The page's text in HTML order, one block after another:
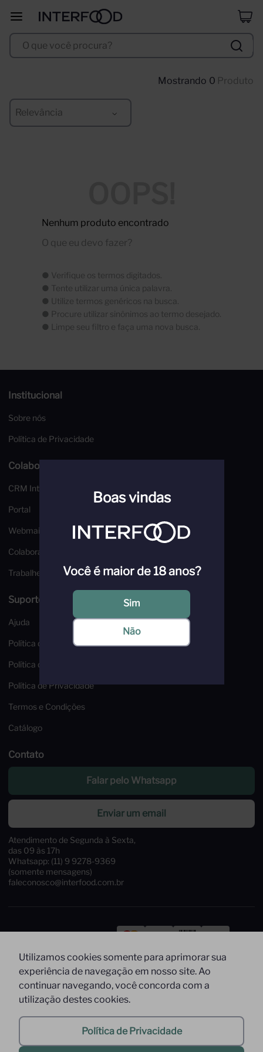
Utilizamos cookies somente para aprimorar sua
experiência de navegação em nosso site. Ao
continuar navegando, você concorda com a
utilização destes cookies.
Política de Privacidade
O que você procura?
0 Produto
Relevância
Nenhum produto encontrado
O que eu devo fazer?
Institucional
Sobre nós
Política de Privacidade
Colaboradores
CRM Interfood
Portal
Webmail
Colaborador
Trabalhe Conosco
Suporte e Segurança
Ajuda
Política de Troca e Devoluções
Política de Frete
Política de Privacidade
Termos e Condições
Catálogo
Contato
Falar pelo Whatsapp
Enviar um email
Atendimento de Segunda à Sexta,
das 09 às 17h
Whatsapp: (11) 9 9278-9369
(somente mensagens)
faleconosco@interfood.com.br
Segurança
2022 @ All Right Reserved to Interfood Importação
Ltda.
Boas vindas
Você é maior de 18 anos?
Sim
Não
º erdinger
10ºcorpus astral